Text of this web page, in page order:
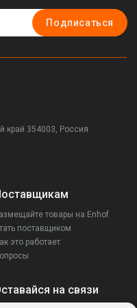
Подписаться
край 354003, Россия
товары на Enhof
поставщиком
это работает
на связи